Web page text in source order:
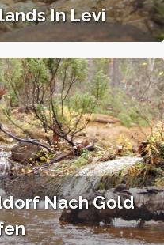
In Levi
Nach Gold